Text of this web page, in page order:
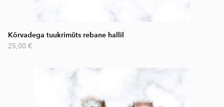
Kõrvadega tuukrimüts rebane hallil
25,00 €